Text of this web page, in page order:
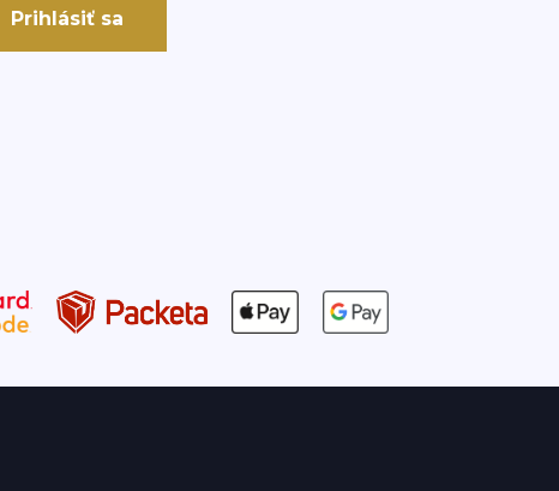
Prihlásiť sa